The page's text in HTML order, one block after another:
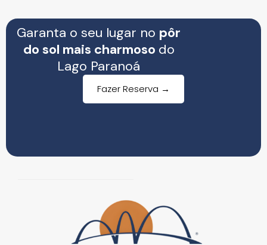
Garanta o seu lugar no pôr
do sol mais charmoso do
Lago Paranoá
Fazer Reserva →